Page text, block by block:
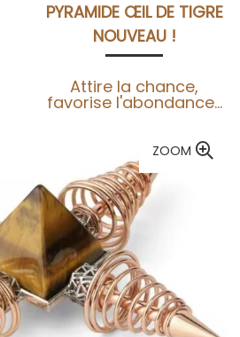
PYRAMIDE ŒIL DE TIGRE
NOUVEAU !
Attire la chance,
favorise l'abondance...
ZOOM